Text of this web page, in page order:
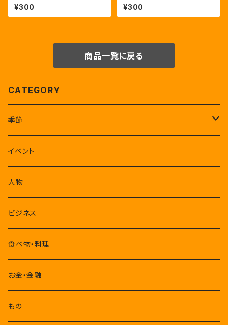
¥300 ¥300
商品一覧に戻る
CATEGORY
季節
1-3月
4-6月
7-9月
10-12月
イベント
人物
ビジネス
食べ物・料理
お金・金融
もの